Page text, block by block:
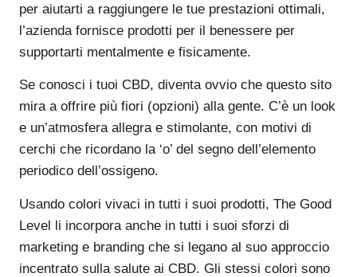
per aiutarti a raggiungere le tue prestazioni ottimali,
l’azienda fornisce prodotti per il benessere per
supportarti mentalmente e fisicamente.
Se conosci i tuoi CBD, diventa ovvio che questo sito
mira a offrire più fiori (opzioni) alla gente. C’è un look
e un’atmosfera allegra e stimolante, con motivi di
cerchi che ricordano la ‘o’ del segno dell’elemento
periodico dell’ossigeno.
Usando colori vivaci in tutti i suoi prodotti, The Good
Level li incorpora anche in tutti i suoi sforzi di
marketing e branding che si legano al suo approccio
incentrato sulla salute ai CBD. Gli stessi colori sono